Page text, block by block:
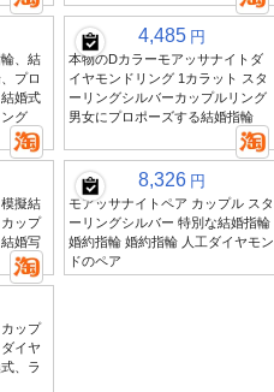
、結
プロ
婚式
グ
4,485 円
本物のDカラーモアッサナイトダ
イヤモンドリング 1カラット スタ
ーリングシルバーカップルリング
男女にプロポーズする結婚指輪
擬結
ップ
婚写
8,326 円
モアッサナイトペア カップル スタ
ーリングシルバー 特別な結婚指輪
婚約指輪 婚約指輪 人工ダイヤモン
ドのペア
ップ
イヤ
、ラ